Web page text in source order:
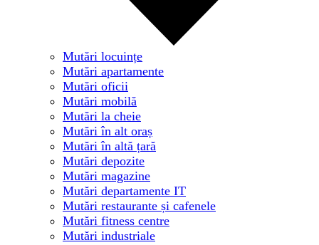
Mutări locuințe
Mutări apartamente
Mutări oficii
Mutări mobilă
Mutări la cheie
Mutări în alt oraș
Mutări în altă țară
Mutări depozite
Mutări magazine
Mutări departamente IT
Mutări restaurante și cafenele
Mutări fitness centre
Mutări industriale